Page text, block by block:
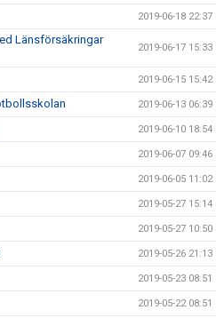
2019-06-18 22:37
Länsförsäkringar
2019-06-17 15:33
2019-06-15 15:42
2019-06-13 06:39
2019-06-10 18:54
2019-06-07 09:46
2019-06-05 11:02
2019-05-27 15:14
2019-05-27 10:50
2019-05-26 21:13
2019-05-23 08:51
2019-05-22 08:51